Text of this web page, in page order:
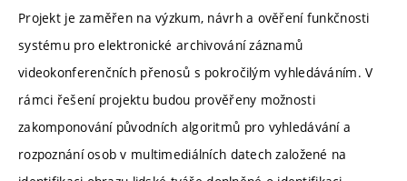
Projekt je zaměřen na výzkum, návrh a ověření funkčnosti
systému pro elektronické archivování záznamů
videokonferenčních přenosů s pokročilým vyhledáváním. V
rámci řešení projektu budou prověřeny možnosti
zakomponování původních algoritmů pro vyhledávání a
rozpoznání osob v multimediálních datech založené na